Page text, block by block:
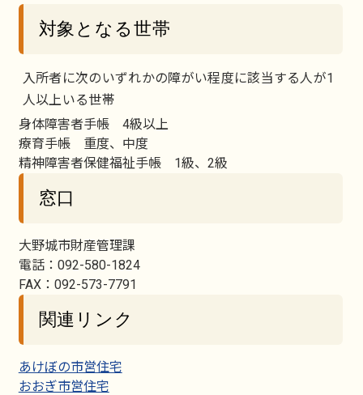
対象となる世帯
入所者に次のいずれかの障がい程度に該当する人が1
人以上いる世帯
身体障害者手帳 4級以上
療育手帳 重度、中度
精神障害者保健福祉手帳 1級、2級
窓口
大野城市財産管理課
電話：092-580-1824
FAX：092-573-7791
関連リンク
あけぼの市営住宅
おおぎ市営住宅